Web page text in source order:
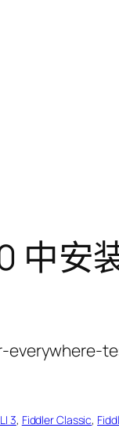
中安
3, Fiddler Classic,